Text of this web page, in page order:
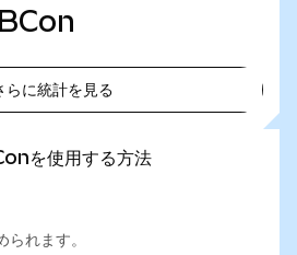
らに統計を見る
を使用する方法
られます。